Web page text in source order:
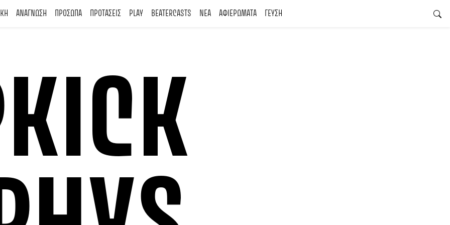
ΑΝΑΓΝΩΣΗ ΠΡΟΣΩΠΑ ΠΡΟΤΑΣΕΙΣ PLAY BEATERCASTS ΝΕΑ ΑΦΙΕΡΩΜΑΤΑ ΓΕΥΣΗ